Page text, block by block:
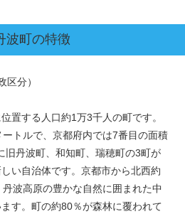
波町の特徴
区分）
置する人口約1万3千人の町です。
トルで、京都府内では7番目の面積
旧丹波町、和知町、瑞穂町の3町が
い自治体です。京都市から北西約
波高原の豊かな自然に囲まれた中
す。町の約80％が森林に覆われて